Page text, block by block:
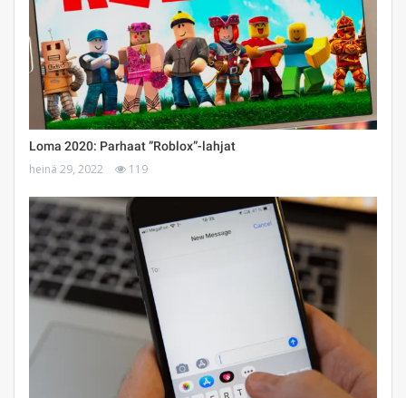
Loma 2020: Parhaat ”Roblox”-lahjat
heinä 29, 2022 119